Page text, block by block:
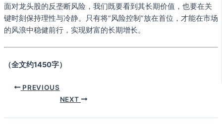
面对龙头股的反垄断风险，我们既要看到其长期价值，也要在关
键时刻保持理性与冷静。只有将“风险控制”放在首位，才能在市场
的风浪中稳健前行，实现财富的长期增长。
（全文约1450字）
PREVIOUS
NEXT